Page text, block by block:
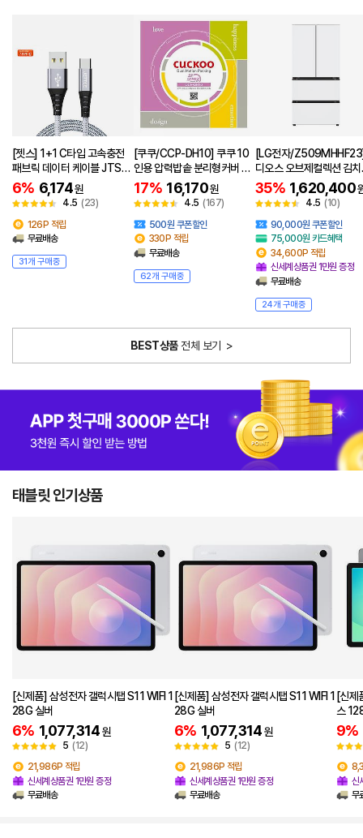
[젯스] 1+1 C타입 고속충전
패브릭 데이터 케이블 JTS-
MFCTY120
6% 6,174원
4.5 (23)
126P 적립
무료배송
31개 구매중
[쿠쿠/CCP-DH10] 쿠쿠 10
인용 압력밥솥 분리형커버 2
중모션패킹 CCP-DH10
17% 16,170원
4.5 (167)
500원 쿠폰할인
330P 적립
무료배송
62개 구매중
[LG전자/
디오스 오브제컬렉션 김
톡 505L 크림 화이트
35% 1,620,400
4.5 (10)
90,000원 쿠폰할인
75,000원 카드혜택
34,600P 적립
신세계상품권 1만원 증정
무료배송
24개 구매중
BEST상품 전체 보기 >
태블릿 인기상품
[신제품] 삼성전자 갤럭시탭 S11 WIFI 1
28G 실버
6% 1,077,314원
5 (12)
21,986P 적립
신세계상품권 1만원 증정
무료배송
[신제품] 삼성전자 갤럭시탭 S11 WIFI 1
28G 실버
6% 1,077,314원
5 (12)
21,986P 적립
신세계상품권 1만원 증정
무료배송
[신제
스
9%
신
무